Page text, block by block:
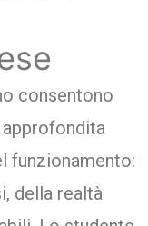
consentono
funzionamento:
della realtà